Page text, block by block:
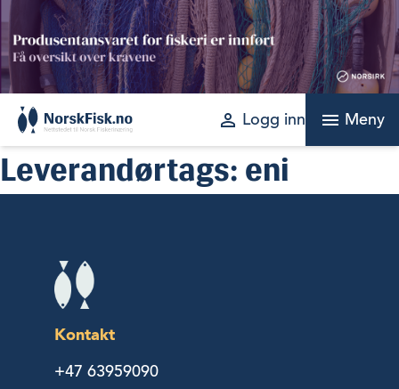
Skip
to
content
perm_identity Logg inn menu Meny
Leverandørtags: eni
Kontakt
+47 63959090